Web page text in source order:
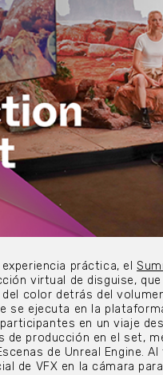
experiencia práctica, el
virtual de disguise,
color detrás del
se ejecuta en la
en un viaje
producción en el set,
de Unreal Engine.
de VFX en la cámara